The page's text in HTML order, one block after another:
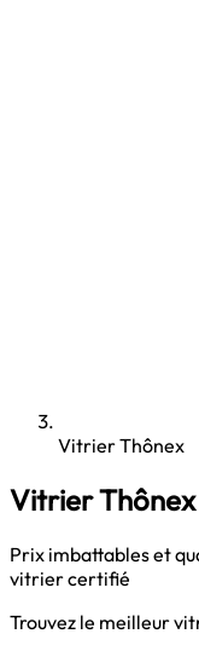
Vitrier Thônex
Vitrier Thônex
Prix imbattables et
vitrier certifié
Trouvez le meilleur